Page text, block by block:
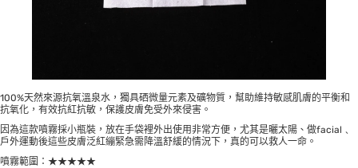
100%天然來源抗氧溫泉水，獨具硒微量元素及礦物質，幫助維持敏感肌膚的平衡和
抗氧化，有效抗紅抗敏，保護皮膚免受外來侵害。
因為這款噴霧採小瓶裝，放在手袋裡外出使用非常方便，尤其是曬太陽、做facial﹑
戶外運動後這些皮膚泛紅繃緊急需降溫舒緩的情況下，真的可以救人一命。
噴霧範圍：★★★★★